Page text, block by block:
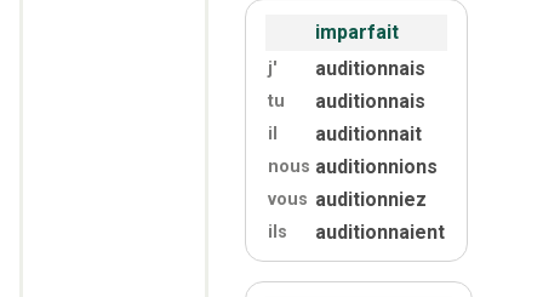
imparfait
j' auditionnais
tu auditionnais
il auditionnait
nous auditionnions
vous auditionniez
ils auditionnaient